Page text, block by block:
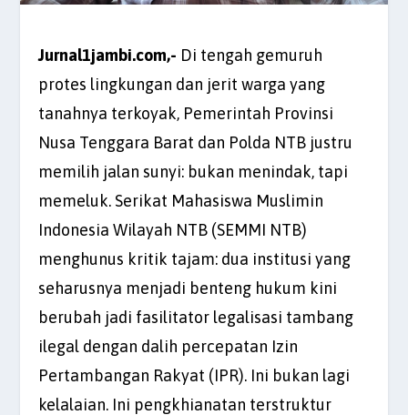
Jurnal1jambi.com,- Di tengah gemuruh
protes lingkungan dan jerit warga yang
tanahnya terkoyak, Pemerintah Provinsi
Nusa Tenggara Barat dan Polda NTB justru
memilih jalan sunyi: bukan menindak, tapi
memeluk. Serikat Mahasiswa Muslimin
Indonesia Wilayah NTB (SEMMI NTB)
menghunus kritik tajam: dua institusi yang
seharusnya menjadi benteng hukum kini
berubah jadi fasilitator legalisasi tambang
ilegal dengan dalih percepatan Izin
Pertambangan Rakyat (IPR). Ini bukan lagi
kelalaian. Ini pengkhianatan terstruktur